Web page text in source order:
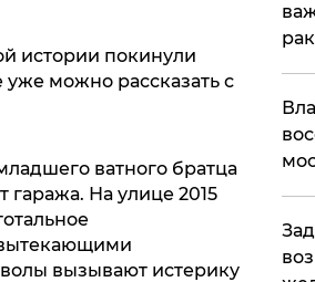
истории покинули
можно рассказать с
ватного братца
гаража. На улице 2015
вызывают истерику